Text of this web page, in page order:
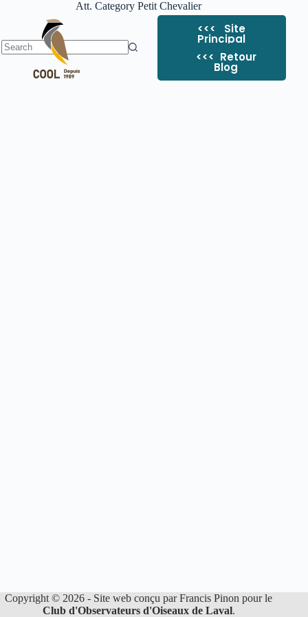
<<< Site
Principal
<<< ​ Retour
Blog
Att. Category Petit Chevalier
Copyright © 2026 - Site web conçu par Francis Pinon pour le
Club d'Observateurs d'Oiseaux de Laval.